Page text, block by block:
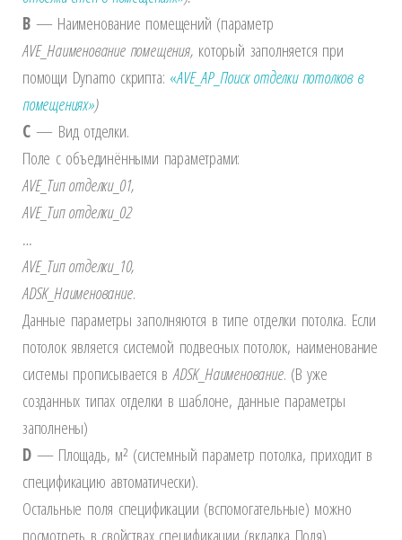
B— Наименование помещений (параметр
AVE_Наименование помещения, который заполняется при
помощи Dynamo скрипта: «AVE_АР_Поиск отделки потолков в
помещениях»)
C— Вид отделки.
Поле с объединёнными параметрами:
AVE_Тип отделки_01,
AVE_Тип отделки_02
…
AVE_Тип отделки_10,
ADSK_Наименование.
Данные параметры заполняются в типе отделки потолка. Если
потолок является системой подвесных потолок, наименование
системы прописывается вADSK_Наименование. (В уже
созданных типах отделки в шаблоне, данные параметры
заполнены)
D— Площадь, м² (системный параметр потолка, приходит в
спецификацию автоматически).
Остальные поля спецификации (вспомогательные) можно